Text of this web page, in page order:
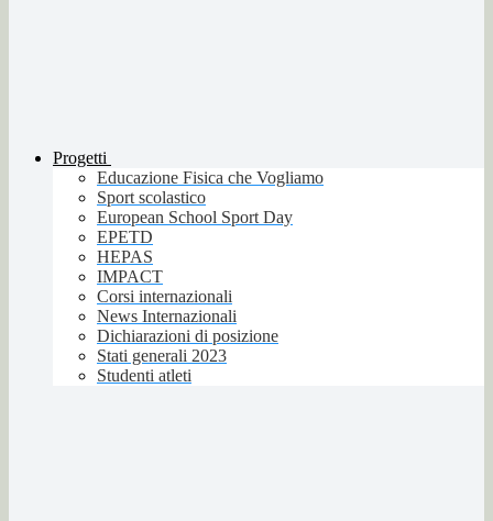
Progetti
Educazione Fisica che Vogliamo
Sport scolastico
European School Sport Day
EPETD
HEPAS
IMPACT
Corsi internazionali
News Internazionali
Dichiarazioni di posizione
Stati generali 2023
Studenti atleti